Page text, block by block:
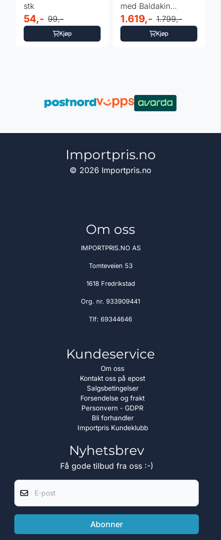
stk
54,- 99,-
Kjøp
med Baldakin
(120x120cm)
1.619,- 1.799,-
Kjøp
Importpris.no
© 2026 Importpris.no
Om oss
IMPORTPRIS.NO AS
Tomteveien 53
1618 Fredrikstad
Org. nr. 933909441
Tlf: 69344646
Kundeservice
Om oss
Kontakt oss på epost
Salgsbetingelser
Forsendelse og frakt
Personvern - GDPR
Bli forhandler
Importpris Kundeklubb
Nyhetsbrev
Få gode tilbud fra oss :-)
Abonner